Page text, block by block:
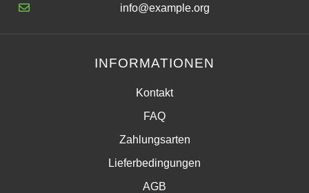
info@example.org
INFORMATIONEN
Kontakt
FAQ
Zahlungsarten
Lieferbedingungen
AGB